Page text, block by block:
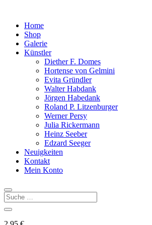
Home
Shop
Galerie
Künstler
Diether F. Domes
Hortense von Gelmini
Evita Gründler
Walter Habdank
Jörgen Habedank
Roland P. Litzenburger
Werner Persy
Julia Rickermann
Heinz Seeber
Edzard Seeger
Neuigkeiten
Kontakt
Mein Konto